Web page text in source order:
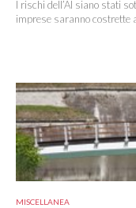
I rischi dell’AI siano stati
imprese saranno costrette
MISCELLANEA